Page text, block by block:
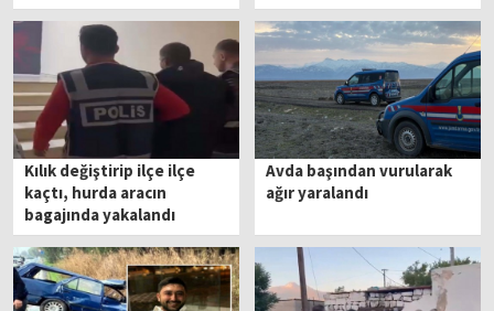
Kılık değiştirip ilçe ilçe
kaçtı, hurda aracın
bagajında yakalandı
Avda başından vurularak
ağır yaralandı